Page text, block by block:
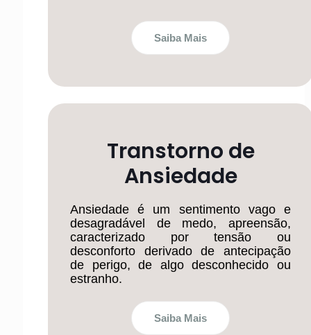
Saiba Mais
Transtorno de
Ansiedade
Ansiedade é um sentimento vago e
desagradável de medo, apreensão,
caracterizado por tensão ou
desconforto derivado de antecipação
de perigo, de algo desconhecido ou
estranho.
Saiba Mais